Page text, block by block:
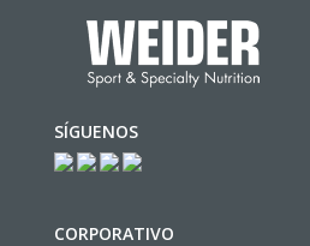
SÍGUENOS
CORPORATIVO